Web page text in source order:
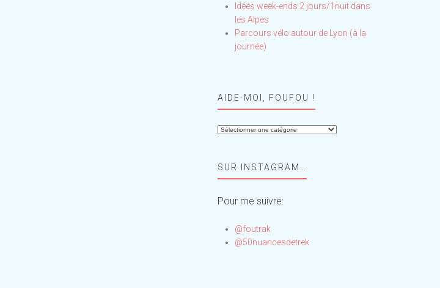
Idées week-ends 2 jours/1nuit dans
les Alpes
Parcours vélo autour de Lyon (à la
journée)
AIDE-MOI, FOUFOU !
Aide-
!SUR INSTAGRAM…
Pour me suivre:
@foutrak
@50nuancesdetrek